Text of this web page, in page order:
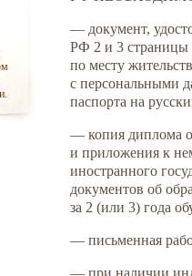
— документ,
РФ 2 и 3 страницы
по месту
с персональными
паспорта на
— копия диплома о
и приложения к
иностранного
документов об
за 2 (или 3) года
— письменная
— при наличии